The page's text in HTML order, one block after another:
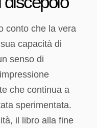
conto che la vera
capacità di
senso di
che continua a
sperimentata.
il libro alla fine